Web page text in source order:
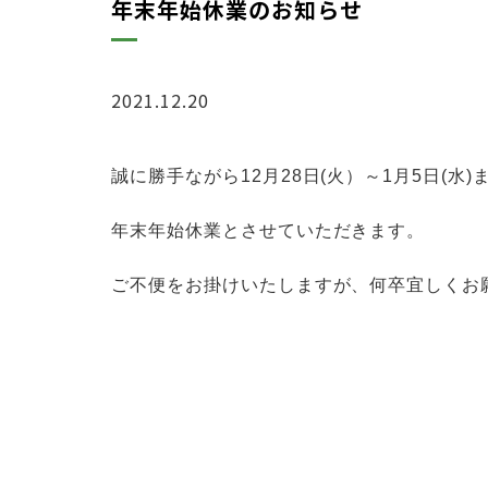
年末年始休業のお知らせ
2021.12.20
誠に勝手ながら12月28日(火）～1月5日(水)ま
年末年始休業とさせていただきます。
ご不便をお掛けいたしますが、何卒宜しくお